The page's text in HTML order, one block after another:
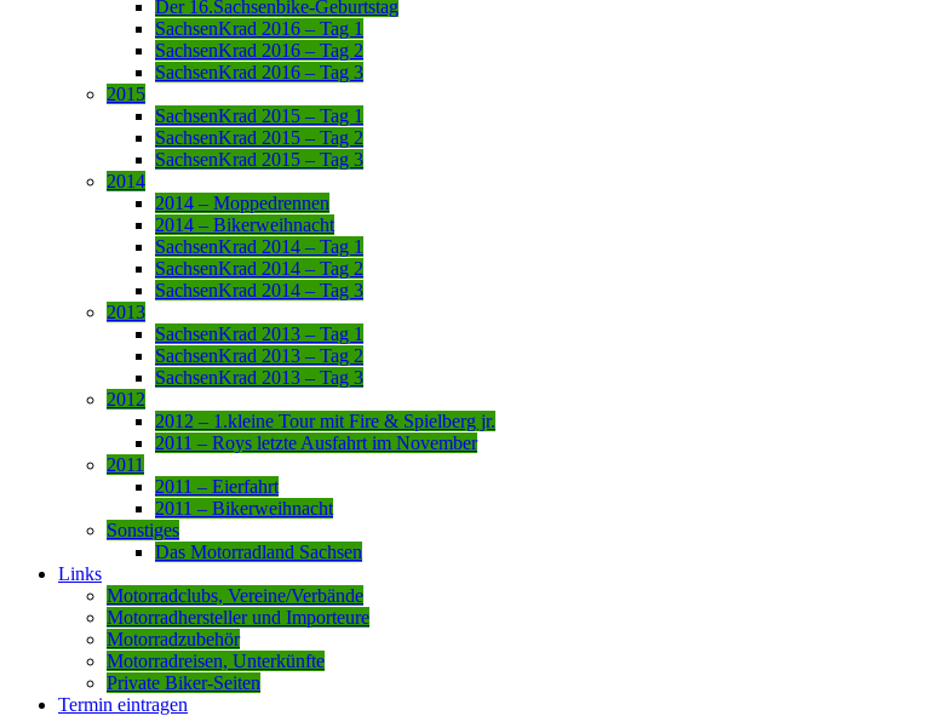
Der 16.Sachsenbike-Geburtstag
SachsenKrad 2016 – Tag 1
SachsenKrad 2016 – Tag 2
SachsenKrad 2016 – Tag 3
2015
SachsenKrad 2015 – Tag 1
SachsenKrad 2015 – Tag 2
SachsenKrad 2015 – Tag 3
2014
2014 – Moppedrennen
2014 – Bikerweihnacht
SachsenKrad 2014 – Tag 1
SachsenKrad 2014 – Tag 2
SachsenKrad 2014 – Tag 3
2013
SachsenKrad 2013 – Tag 1
SachsenKrad 2013 – Tag 2
SachsenKrad 2013 – Tag 3
2012
2012 – 1.kleine Tour mit Fire & Spielberg jr.
2011 – Roys letzte Ausfahrt im November
2011
2011 – Eierfahrt
2011 – Bikerweihnacht
Sonstiges
Das Motorradland Sachsen
Links
Motorradclubs, Vereine/Verbände
Motorradhersteller und Importeure
Motorradzubehör
Motorradreisen, Unterkünfte
Private Biker-Seiten
Termin eintragen